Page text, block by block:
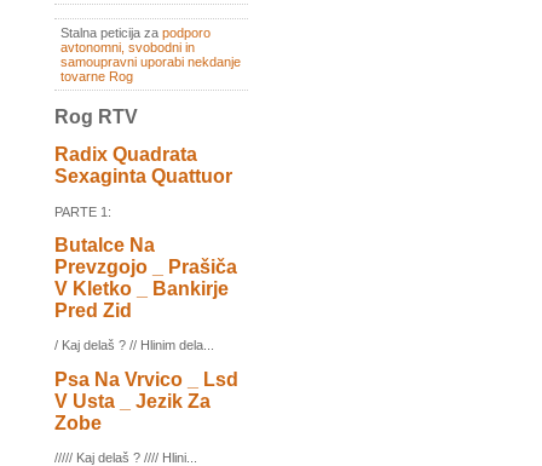
Stalna peticija za podporo
avtonomni, svobodni in
samoupravni uporabi nekdanje
tovarne Rog
Rog RTV
Radix Quadrata
Sexaginta Quattuor
PARTE 1:
Butalce Na
Prevzgojo _ Prašiča
V Kletko _ Bankirje
Pred Zid
/ Kaj delaš ? // Hlinim dela...
Psa Na Vrvico _ Lsd
V Usta _ Jezik Za
Zobe
///// Kaj delaš ? //// Hlini...